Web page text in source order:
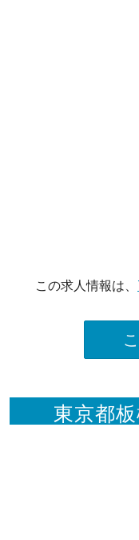
この求人情報は、
東京都